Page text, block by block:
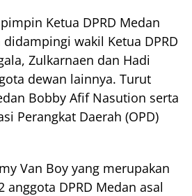
Ketua DPRD Medan
didampingi wakil Ketua DPRD
Zulkarnaen dan Hadi
dewan lainnya. Turut
Bobby Afif Nasution serta
Perangkat Daerah (OPD)
Van Boy yang merupakan
anggota DPRD Medan asal